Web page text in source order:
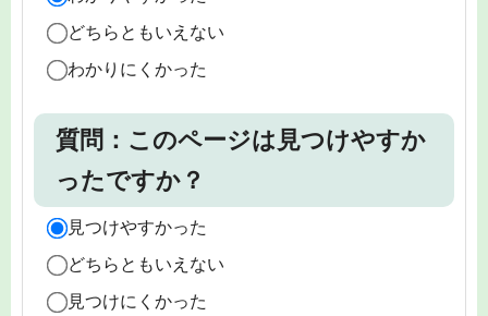
どちらともいえない
わかりにくかった
質問：このページは見つけやすか
ったですか？
見つけやすかった
どちらともいえない
見つけにくかった